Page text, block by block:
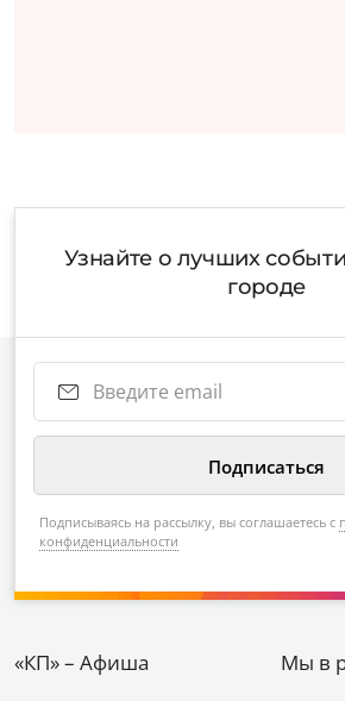
Узнайте о лучших
городе
Подписываясь на рассылку, вы соглашаетесь с
конфиденциальности
«КП» – Афиша Мы в